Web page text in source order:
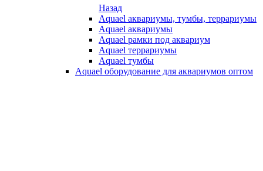
Назад
Aquael аквариумы, тумбы, террариумы
Aquael аквариумы
Aquael рамки под аквариум
Aquael террариумы
Aquael тумбы
Aquael оборудование для аквариумов оптом